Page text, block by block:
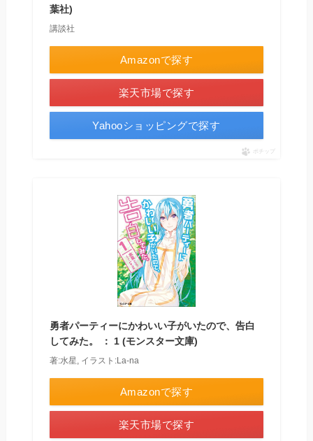
葉社)
講談社
Amazonで探す
楽天市場で探す
Yahooショッピングで探す
ポチップ
勇者パーティーにかわいい子がいたので、告白
してみた。 ： 1 (モンスター文庫)
著:水星, イラスト:La-na
Amazonで探す
楽天市場で探す